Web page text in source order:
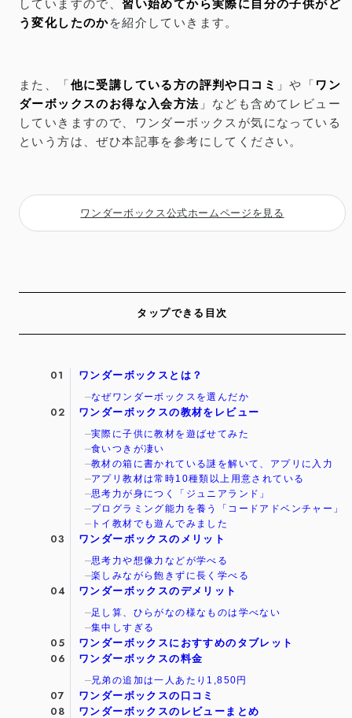
していますので、習い始めてから実際に自分の子供がど
う変化したのかを紹介していきます。
また、「他に受講している方の評判や口コミ 」や「 ワン
ダーボックスのお得な入会方法 」なども含めてレビュー
していきますので、ワンダーボックスが気になっている
という方は、ぜひ本記事を参考にしてください。
ワンダーボックス公式ホームページを見る
タップできる目次
ワンダーボックスとは？
なぜワンダーボックスを選んだか
ワンダーボックスの教材をレビュー
実際に子供に教材を遊ばせてみた
食いつきが凄い
教材の箱に書かれている謎を解いて、アプリに入力
アプリ教材は常時10種類以上用意されている
思考力が身につく「ジュニアランド」
プログラミング能力を養う「コードアドベンチャー」
トイ教材でも遊んでみました
ワンダーボックスのメリット
思考力や想像力などが学べる
楽しみながら飽きずに長く学べる
ワンダーボックスのデメリット
足し算、ひらがなの様なものは学べない
集中しすぎる
ワンダーボックスにおすすめのタブレット
ワンダーボックスの料金
兄弟の追加は一人あたり1,850円
ワンダーボックスの口コミ
ワンダーボックスのレビューまとめ